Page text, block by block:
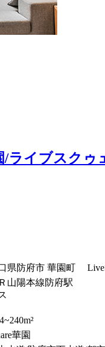
/ライブスク
県防府市 華園町
Ｒ山陽本線防府駅
華園